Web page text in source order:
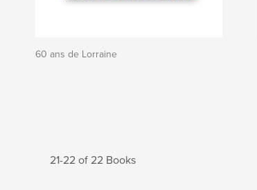
60 ans de Lorraine
21-22 of 22 Books